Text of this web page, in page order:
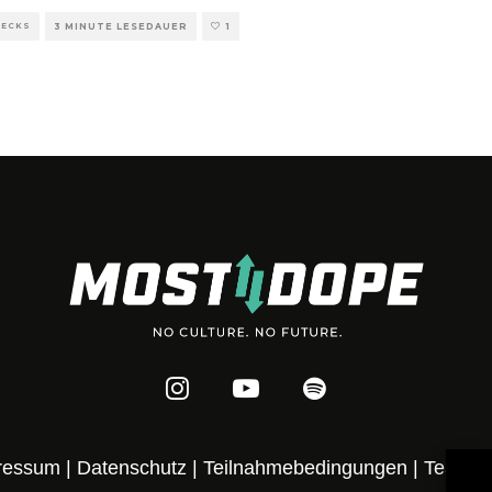
3 MINUTE LESEDAUER 1
Datenschutz| Teilnahmebedingungen Team